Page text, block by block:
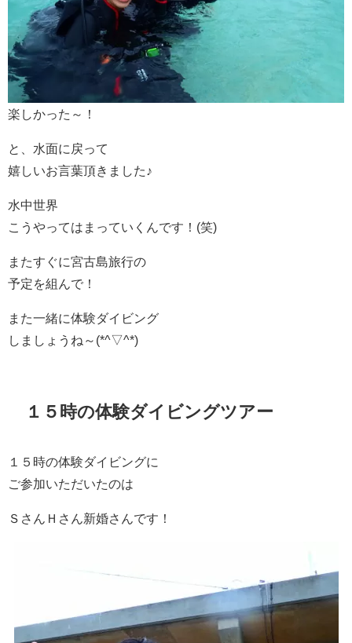
楽しかった～！
と、水面に戻って
嬉しいお言葉頂きました♪
水中世界
こうやってはまっていくんです！(笑)
またすぐに宮古島旅行の
予定を組んで！
また一緒に体験ダイビング
しましょうね～(*^▽^*)
１５時の体験ダイビングツアー
１５時の体験ダイビングに
ご参加いただいたのは
ＳさんＨさん新婚さんです！